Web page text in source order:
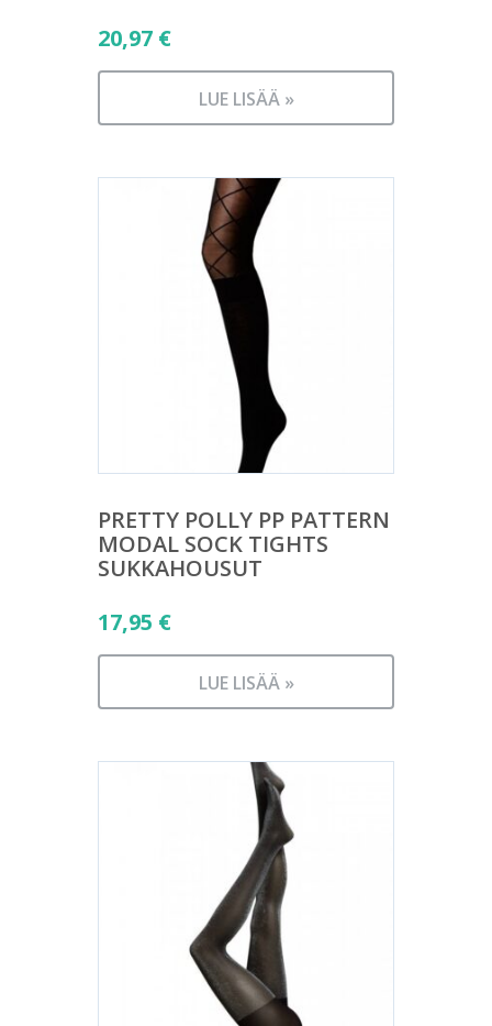
20,97 €
LUE LISÄÄ »
PRETTY POLLY PP PATTERN
MODAL SOCK TIGHTS
SUKKAHOUSUT
17,95 €
LUE LISÄÄ »